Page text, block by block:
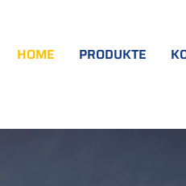
HOME PRODUKTE